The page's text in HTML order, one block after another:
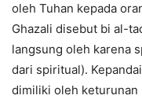
oleh Tuhan kepada
Ghazali disebut bi al-
langsung oleh karena
dari spiritual).
dimiliki oleh keturunan